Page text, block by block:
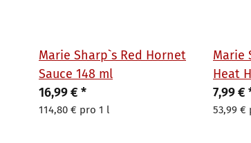
Marie Sharp`s Red Hornet
Sauce 148 ml
16,99 €*
114,80 € pro 1 l
Marie
Heat
Sauce
7,99 €
53,99 €